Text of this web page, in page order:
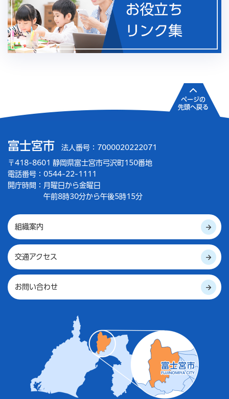
富士宮市 法人番号：7000020222071
〒418-8601 静岡県富士宮市弓沢町150番地
電話番号：0544-22-1111
開庁時間： 月曜日から金曜日
午前8時30分から午後5時15分
組織案内
交通アクセス
お問い合わせ
ページの
先頭へ戻る